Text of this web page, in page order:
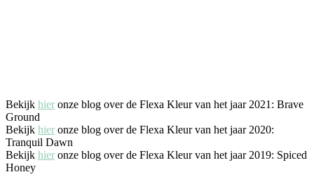
Bekijk hier onze blog over de Flexa Kleur van het jaar 2021: Brave
Ground
Bekijk hier onze blog over de Flexa Kleur van het jaar 2020:
Tranquil Dawn
Bekijk hier onze blog over de Flexa Kleur van het jaar 2019: Spiced
Honey